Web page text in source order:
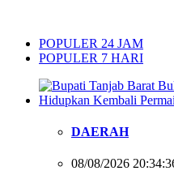
POPULER 24 JAM
POPULER 7 HARI
DAERAH
08/08/2026